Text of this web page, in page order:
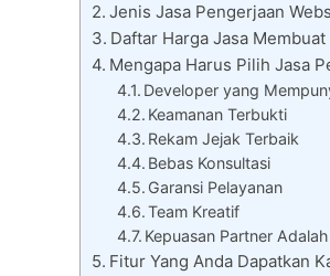
Jenis Jasa Pengerjaan
Daftar Harga Jasa
Mengapa Harus Pilih Jasa
Developer yang
Keamanan Terbukti
Rekam Jejak Terbaik
Bebas Konsultasi
Garansi Pelayanan
Team Kreatif
Kepuasan Partner
Fitur Yang Anda Dapatkan